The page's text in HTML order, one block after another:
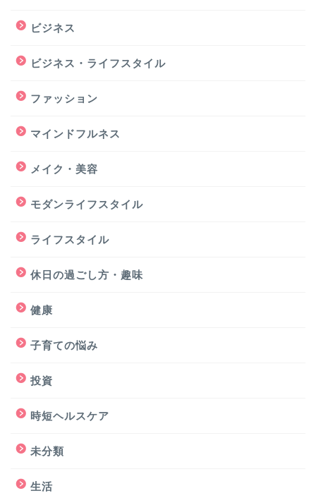
ビジネス
ビジネス・ライフスタイル
ファッション
マインドフルネス
メイク・美容
モダンライフスタイル
ライフスタイル
休日の過ごし方・趣味
健康
子育ての悩み
投資
時短ヘルスケア
未分類
生活